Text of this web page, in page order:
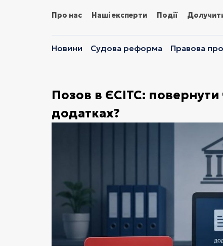
Про нас Наші експерти Події
Новини Судова реформа Правова
Позов в ЄСІТС:
додатках?